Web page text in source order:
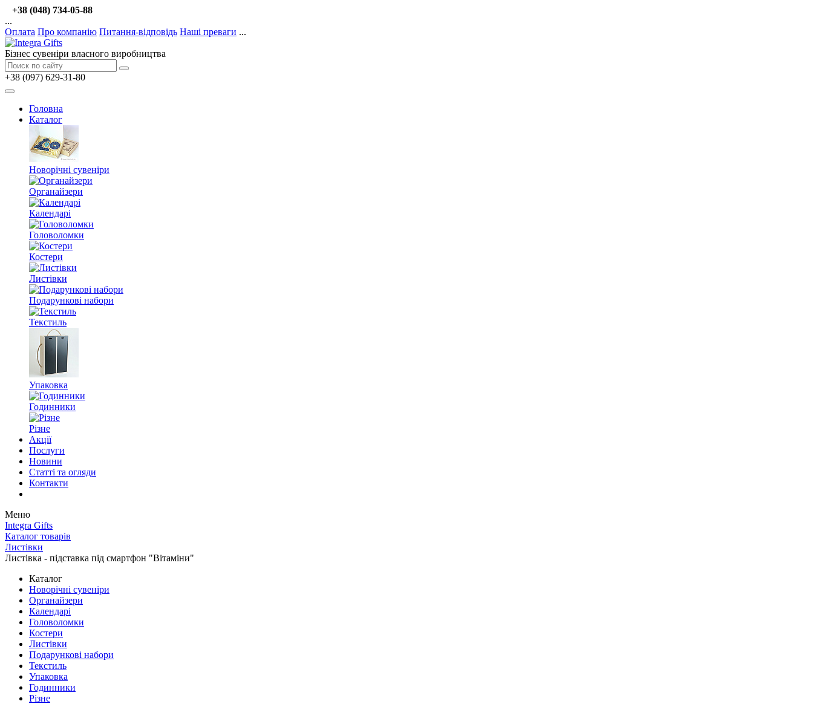
+38 (048) 734-05-88
...
Оплата Про компанію Питання-відповідь Наші преваги ...
Бізнес сувеніри власного виробництва
+38 (097) 629-31-80
Головна
Каталог
Новорічні сувеніри
Органайзери
Календарі
Головоломки
Костери
Листівки
Подарункові набори
Текстиль
Упаковка
Годинники
Різне
Акції
Послуги
Новини
Статті та огляди
Контакти
Меню
Integra Gifts
Каталог товарів
Листівки
Листівка - підставка під смартфон "Вітаміни"
Каталог
Новорічні сувеніри
Органайзери
Календарі
Головоломки
Костери
Листівки
Подарункові набори
Текстиль
Упаковка
Годинники
Різне